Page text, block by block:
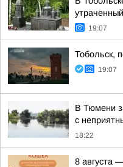
19:07
Тобольск,
19:07
В Тюмени
с
18:22
8 августа